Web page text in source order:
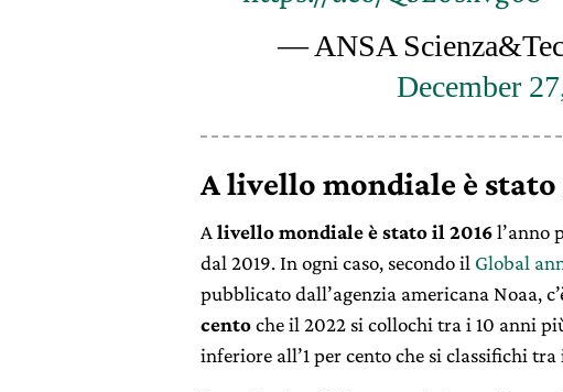
— ANSA
December
A livello mondiale è stato
A livello mondiale è stato il 2016l’anno
dal 2019. In ogni caso, secondo il Global
pubblicato dall’agenzia americana Noaa,
centoche il 2022 si collochi tra i 10 anni
inferiore all’1 per cento che si classifichi